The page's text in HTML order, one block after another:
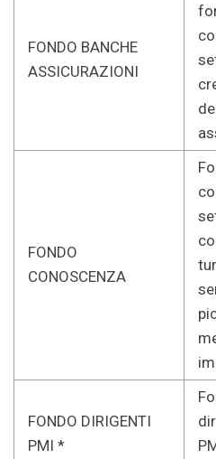
FONDO BANCHE
ASSICURAZIONI
FONDO
CONOSCENZA
FONDO DIRIGENTI
PMI *